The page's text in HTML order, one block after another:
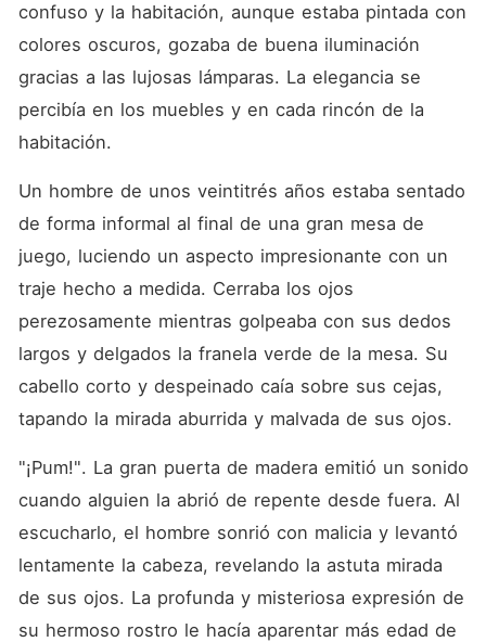
confuso y la habitación, aunque estaba pintada con
colores oscuros, gozaba de buena iluminación
gracias a las lujosas lámparas. La elegancia se
percibía en los muebles y en cada rincón de la
habitación.
Un hombre de unos veintitrés años estaba sentado
de forma informal al final de una gran mesa de
juego, luciendo un aspecto impresionante con un
traje hecho a medida. Cerraba los ojos
perezosamente mientras golpeaba con sus dedos
largos y delgados la franela verde de la mesa. Su
cabello corto y despeinado caía sobre sus cejas,
tapando la mirada aburrida y malvada de sus ojos.
"¡Pum!". La gran puerta de madera emitió un sonido
cuando alguien la abrió de repente desde fuera. Al
escucharlo, el hombre sonrió con malicia y levantó
lentamente la cabeza, revelando la astuta mirada
de sus ojos. La profunda y misteriosa expresión de
su hermoso rostro le hacía aparentar más edad de